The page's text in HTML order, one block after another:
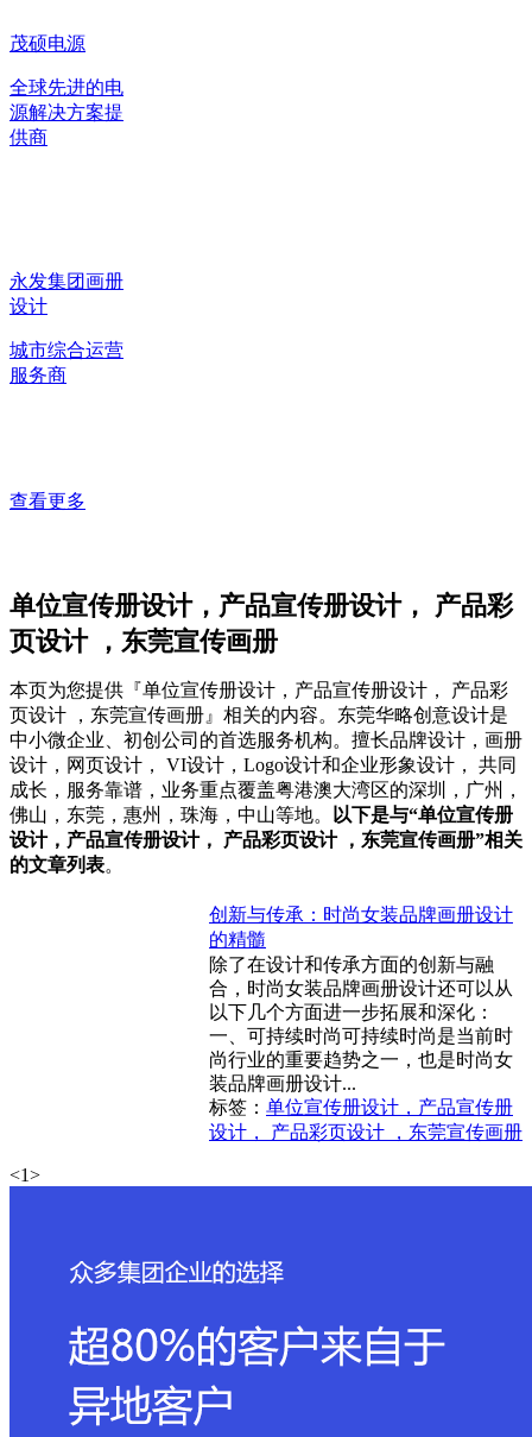
茂硕电源
全球先进的电
源解决方案提
供商
永发集团画册
设计
城市综合运营
服务商
查看更多
单位宣传册设计，产品宣传册设计， 产品彩
页设计 ，东莞宣传画册
本页为您提供『单位宣传册设计，产品宣传册设计， 产品彩
页设计 ，东莞宣传画册』相关的内容。东莞华略创意设计是
中小微企业、初创公司的首选服务机构。擅长品牌设计，画册
设计，网页设计， VI设计，Logo设计和企业形象设计， 共同
成长，服务靠谱，业务重点覆盖粤港澳大湾区的深圳，广州，
佛山，东莞，惠州，珠海，中山等地。
以下是与“单位宣传册
设计，产品宣传册设计， 产品彩页设计 ，东莞宣传画册”相关
的文章列表。
创新与传承：时尚女装品牌画册设计
的精髓
除了在设计和传承方面的创新与融
合，时尚女装品牌画册设计还可以从
以下几个方面进一步拓展和深化：
一、可持续时尚可持续时尚是当前时
尚行业的重要趋势之一，也是时尚女
装品牌画册设计...
标签： 单位宣传册设计，产品宣传册
设计， 产品彩页设计 ，东莞宣传画册
<1>